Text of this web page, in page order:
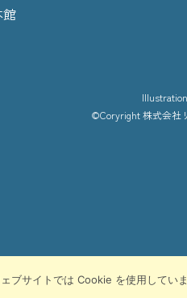
lllustration
©Coryright 株式会社
ブサイトでは Cookie を使用して